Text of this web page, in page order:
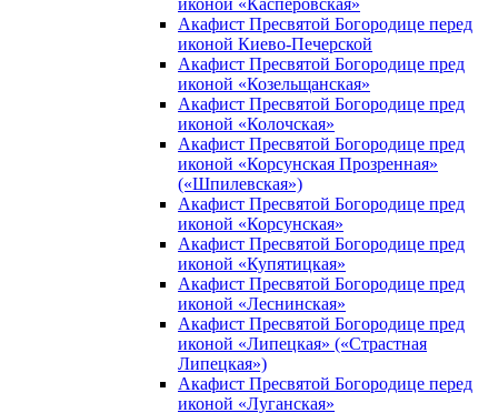
иконой «Касперовская»
Акафист Пресвятой Богородице перед
иконой Киево-Печерской
Акафист Пресвятой Богородице пред
иконой «Козельщанская»
Акафист Пресвятой Богородице пред
иконой «Колочская»
Акафист Пресвятой Богородице пред
иконой «Корсунская Прозренная»
(«Шпилевская»)
Акафист Пресвятой Богородице пред
иконой «Корсунская»
Акафист Пресвятой Богородице пред
иконой «Купятицкая»
Акафист Пресвятой Богородице пред
иконой «Леснинская»
Акафист Пресвятой Богородице пред
иконой «Липецкая» («Страстная
Липецкая»)
Акафист Пресвятой Богородице перед
иконой «Луганская»